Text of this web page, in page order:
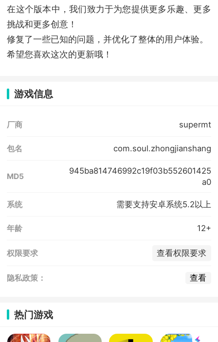
在这个版本中，我们致力于为您提供更多乐趣、更多
挑战和更多创意！
修复了一些已知的问题，并优化了整体的用户体验。
希望您喜欢这次的更新哦！
游戏信息
厂商 supermt
包名 com.soul.zhongjianshang
MD5
945ba814746992c19f03b552601425
a0
系统 需要支持安卓系统5.2以上
年龄 12+
权限要求 查看权限要求
隐私政策： 查看
热门游戏